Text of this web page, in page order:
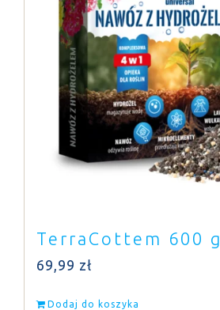
TerraCottem 600 g
69,99 zł
Dodaj do koszyka